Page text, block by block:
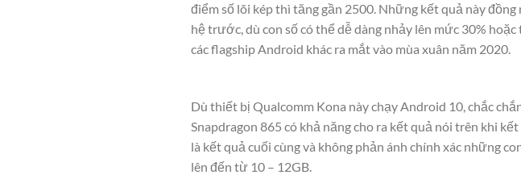
điểm số lõi kép thì tăng gần 2500. Những kết quả này
hệ trước, dù con số có thể dễ dàng nhảy lên mức 30%
các flagship Android khác ra mắt vào mùa xuân năm 2020.
Dù thiết bị Qualcomm Kona này chạy Android 10, chắc
Snapdragon 865 có khả năng cho ra kết quả nói trên khi
là kết quả cuối cùng và không phản ánh chính xác những
lên đến từ 10 – 12GB.